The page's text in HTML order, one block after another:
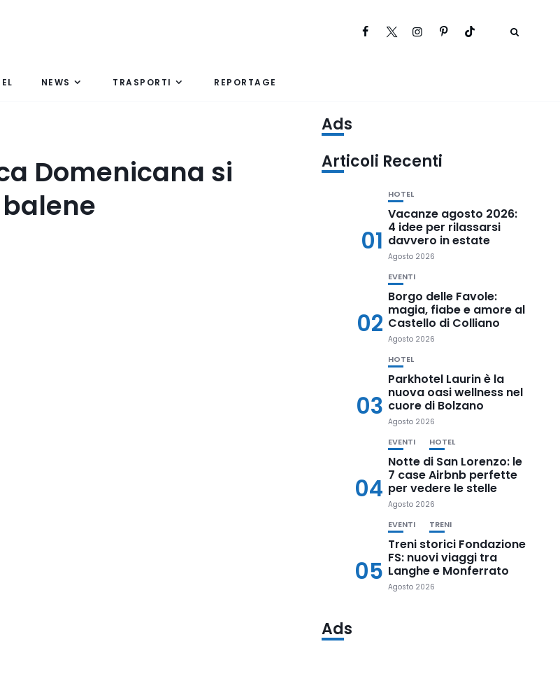
NEWS TRASPORTI REPORTAGE
Domenicana si
Ads
Articoli Recenti
01
HOTEL
Vacanze agosto 2026:
4 idee per rilassarsi
davvero in estate
Agosto 2026
02
EVENTI
Borgo delle Favole:
magia, fiabe e amore al
Castello di Colliano
Agosto 2026
03
HOTEL
Parkhotel Laurin è la
nuova oasi wellness nel
cuore di Bolzano
Agosto 2026
04
EVENTI HOTEL
Notte di San Lorenzo: le
7 case Airbnb perfette
per vedere le stelle
Agosto 2026
05
EVENTI TRENI
Treni storici Fondazione
FS: nuovi viaggi tra
Langhe e Monferrato
Agosto 2026
Ads